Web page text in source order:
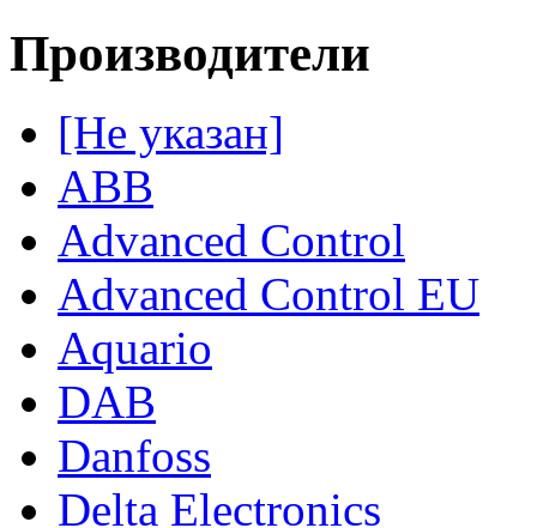
Производители
[Не указан]
ABB
Advanced Control
Advanced Control EU
Aquario
DAB
Danfoss
Delta Electronics